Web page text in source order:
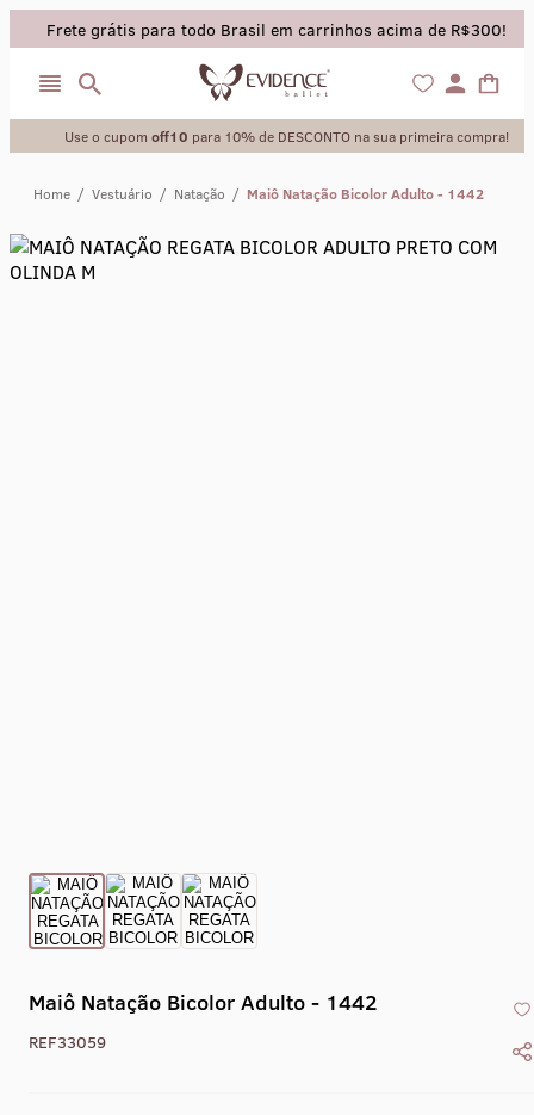
Frete grátis para todo Brasil em carrinhos acima de R$300!
Use o cupom off10 para 10% de DESCONTO na sua primeira compra!
Home / Vestuário / Natação / Maiô Natação Bicolor Adulto - 1442
Maiô Natação Bicolor Adulto - 1442
REF33059